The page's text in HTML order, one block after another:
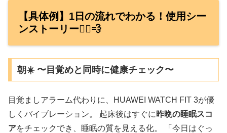
【具体例】1日の流れでわかる！使用シー
ンストーリー🏃‍♂️💨
朝☀️ 〜目覚めと同時に健康チェック〜
目覚ましアラーム代わりに、HUAWEI WATCH FIT 3が優
しくバイブレーション。 起床後はすぐに 昨晩の睡眠スコ
アをチェックでき、睡眠の質を見える化。 「今日はぐっ